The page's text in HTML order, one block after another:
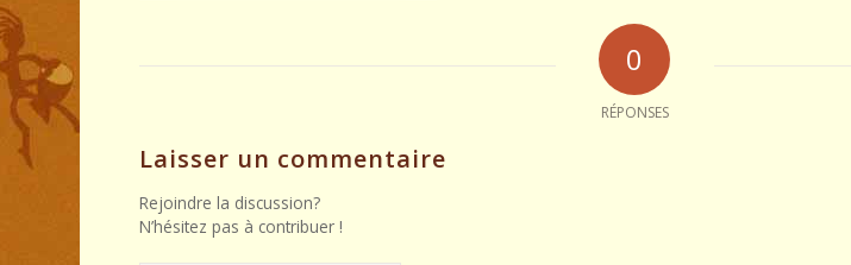
0
RÉPONSES
Laisser un commentaire
Rejoindre la discussion?
N’hésitez pas à contribuer !